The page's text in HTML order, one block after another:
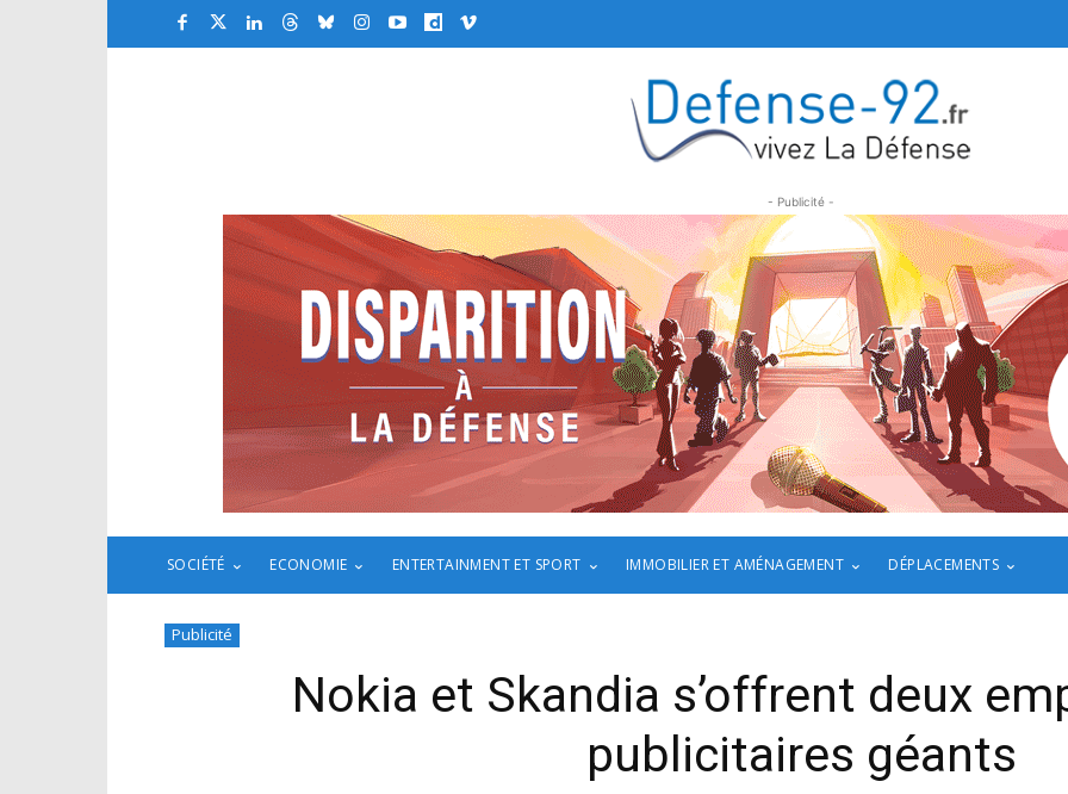
- Publicité -
SOCIÉTÉ ECONOMIE ENTERTAINMENT ET SPORT IMMOBILIER ET AMÉNAGEMENT DÉPLACEMENTS
Publicité
Nokia et Skandia s’offrent deux
publicitaires géants